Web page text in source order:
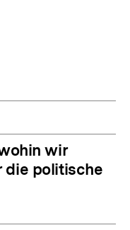
wir
die politische